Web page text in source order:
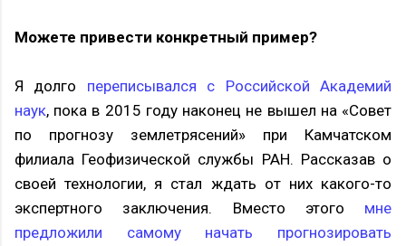
Можете привести конкретный пример?
Я долго переписывался с Российской Академий
наук, пока в 2015 году наконец не вышел на «Совет
по прогнозу землетрясений» при Камчатском
филиала Геофизической службы РАН. Рассказав о
своей технологии, я стал ждать от них какого-то
экспертного заключения. Вместо этого мне
предложили самому начать прогнозировать